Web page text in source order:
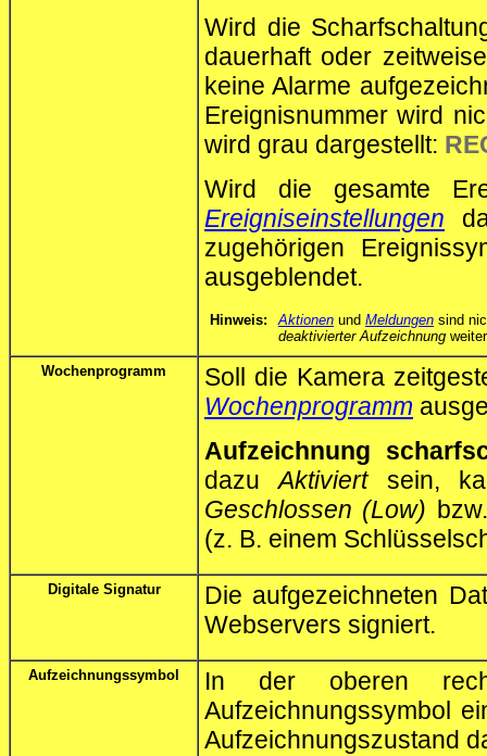
Wird die
dauerhaft oder
keine Alarme
Ereignisnummer wird
wird grau dargestellt:
Wird die gesamte
Ereigniseinstellungen
zugehörigen
ausgeblendet.
Hinweis: Aktionen und Meldungen sind
deaktivierter Aufzeichnung
Wochenprogramm
Soll die Kamera
Wochenprogramm
Aufzeichnung
dazuAktiviertsein,
Geschlossen (Low)
(z. B. einem
Digitale Signatur
Die aufgezeichneten
Webservers signiert.
Aufzeichnungssymbol
In der oberen
Aufzeichnungssymbol
Aufzeichnungszustand